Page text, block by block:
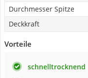
Durchmesser Spitze
Deckkraft
Vorteile
schnelltrocknend